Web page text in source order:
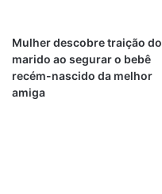
Mulher descobre traição do
marido ao segurar o bebê
recém-nascido da melhor
amiga